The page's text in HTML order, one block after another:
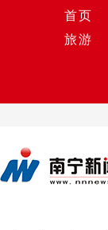
首页
旅游